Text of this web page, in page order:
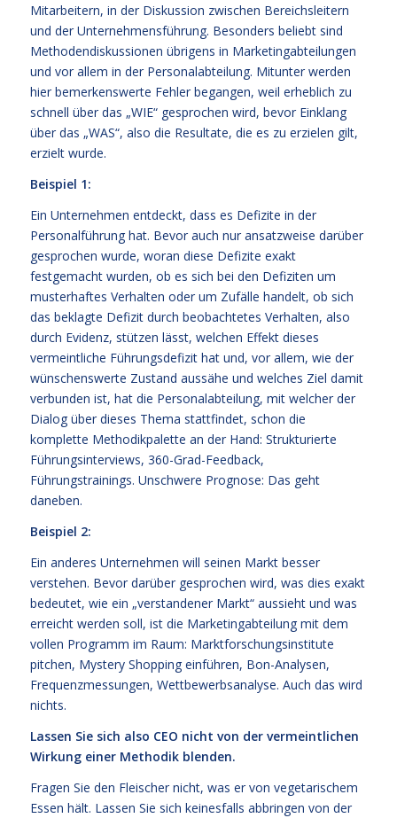
Mitarbeitern, in der Diskussion zwischen Bereichsleitern
und der Unternehmensführung. Besonders beliebt sind
Methodendiskussionen übrigens in Marketingabteilungen
und vor allem in der Personalabteilung. Mitunter werden
hier bemerkenswerte Fehler begangen, weil erheblich zu
schnell über das „WIE“ gesprochen wird, bevor Einklang
über das „WAS“, also die Resultate, die es zu erzielen gilt,
erzielt wurde.
Beispiel 1:
Ein Unternehmen entdeckt, dass es Defizite in der
Personalführung hat. Bevor auch nur ansatzweise darüber
gesprochen wurde, woran diese Defizite exakt
festgemacht wurden, ob es sich bei den Defiziten um
musterhaftes Verhalten oder um Zufälle handelt, ob sich
das beklagte Defizit durch beobachtetes Verhalten, also
durch Evidenz, stützen lässt, welchen Effekt dieses
vermeintliche Führungsdefizit hat und, vor allem, wie der
wünschenswerte Zustand aussähe und welches Ziel damit
verbunden ist, hat die Personalabteilung, mit welcher der
Dialog über dieses Thema stattfindet, schon die
komplette Methodikpalette an der Hand: Strukturierte
Führungsinterviews, 360-Grad-Feedback,
Führungstrainings. Unschwere Prognose: Das geht
daneben.
Beispiel 2:
Ein anderes Unternehmen will seinen Markt besser
verstehen. Bevor darüber gesprochen wird, was dies exakt
bedeutet, wie ein „verstandener Markt“ aussieht und was
erreicht werden soll, ist die Marketingabteilung mit dem
vollen Programm im Raum: Marktforschungsinstitute
pitchen, Mystery Shopping einführen, Bon-Analysen,
Frequenzmessungen, Wettbewerbsanalyse. Auch das wird
nichts.
Lassen Sie sich also CEO nicht von der vermeintlichen
Wirkung einer Methodik blenden.
Fragen Sie den Fleischer nicht, was er von vegetarischem
Essen hält. Lassen Sie sich keinesfalls abbringen von der